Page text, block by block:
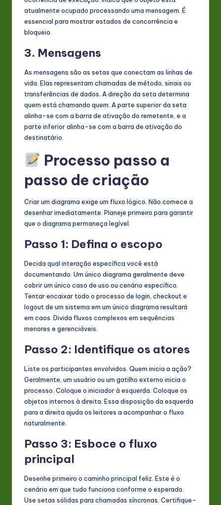
atualmente ocupado processando uma mensagem. É
essencial para mostrar estados de concorrência e
bloqueio.
3. Mensagens
As mensagens são as setas que conectam as linhas de
vida. Elas representam chamadas de método, sinais ou
transferências de dados. A direção da seta determina
quem está chamando quem. A parte superior da seta
alinha-se com a barra de ativação do remetente, e a
parte inferior alinha-se com a barra de ativação do
destinatário.
Processo passo a
passo de criação
Criar um diagrama exige um fluxo lógico. Não comece a
desenhar imediatamente. Planeje primeiro para garantir
que o diagrama permaneça legível.
Passo 1: Defina o escopo
Decida qual interação específica você está
documentando. Um único diagrama geralmente deve
cobrir um único caso de uso ou cenário específico.
Tentar encaixar todo o processo de login, checkout e
logout de um sistema em um único diagrama resultará
em caos. Divida fluxos complexos em sequências
menores e gerenciáveis.
Passo 2: Identifique os atores
Liste os participantes envolvidos. Quem inicia a ação?
Geralmente, um usuário ou um gatilho externo inicia o
processo. Coloque o iniciador à esquerda. Coloque os
objetos internos à direita. Essa disposição da esquerda
para a direita ajuda os leitores a acompanhar o fluxo
naturalmente.
Passo 3: Esboce o fluxo
principal
Desenhe primeiro o caminho principal feliz. Este é o
cenário em que tudo funciona conforme o esperado.
Use setas sólidas para chamadas síncronas. Certifique-